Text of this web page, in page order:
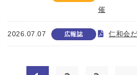
催
2026.07.07 広報誌 仁和会